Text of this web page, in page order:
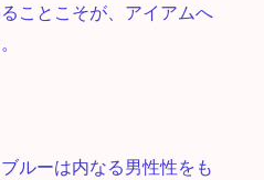
ことこそが、アイアムへ
ルーは内なる男性性をも